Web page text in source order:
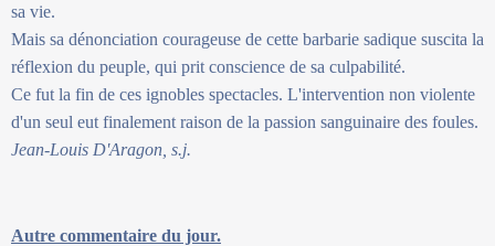
sa vie.
Mais sa dénonciation courageuse de cette barbarie sadique suscita la
réflexion du peuple, qui prit conscience de sa culpabilité.
Ce fut la fin de ces ignobles spectacles. L'intervention non violente
d'un seul eut finalement raison de la passion sanguinaire des foules.
Jean-Louis D'Aragon, s.j.
Autre commentaire du jour.